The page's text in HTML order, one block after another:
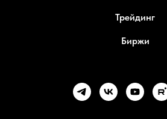
Трейдинг
Биржи